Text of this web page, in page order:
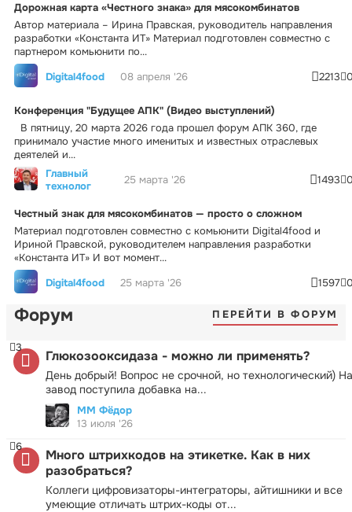
Дорожная карта «Честного знака» для мясокомбинатов
Автор материала – Ирина Правская, руководитель направления
разработки «Константа ИТ» Материал подготовлен совместно с
партнером комьюнити по...
Digital4food
08 апреля '26 2213
Конференция "Будущее АПК" (Видео выступлений)
В пятницу, 20 марта 2026 года прошел форум АПК 360, где
принимало участие много именитых и известных отраслевых
деятелей и...
Главный
технолог
25 марта '26 1493
Честный знак для мясокомбинатов — просто о сложном
Материал подготовлен совместно с комьюнити Digital4food и
Ириной Правской, руководителем направления разработки
«Константа ИТ» И вот момент...
Digital4food
25 марта '26 1597
Форум ПЕРЕЙТИ В ФОРУМ
Глюкозооксидаза - можно ли применять?
День добрый! Вопрос не срочной, но технологический) На
завод поступила добавка на...
3
ММ Фёдор
13 июля '26
Много штрихкодов на этикетке. Как в них
разобраться?
Коллеги цифровизаторы-интеграторы, айтишники и все
умеющие отличать штрих-коды от...
6